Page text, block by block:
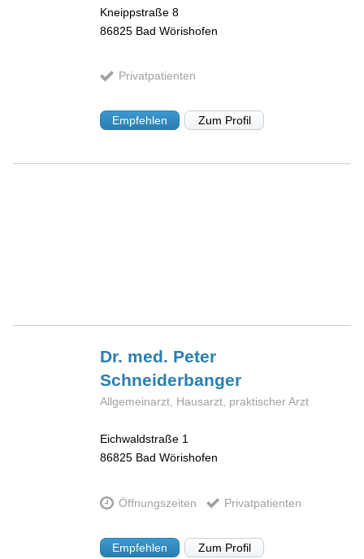
Kneippstraße 8
86825 Bad Wörishofen
Privatpatienten
Empfehlen Zum Profil
Dr. med. Peter
Schneiderbanger
Allgemeinarzt, Hausarzt, praktischer Arzt
Eichwaldstraße 1
86825 Bad Wörishofen
Öffnungszeiten Privatpatienten
Empfehlen Zum Profil